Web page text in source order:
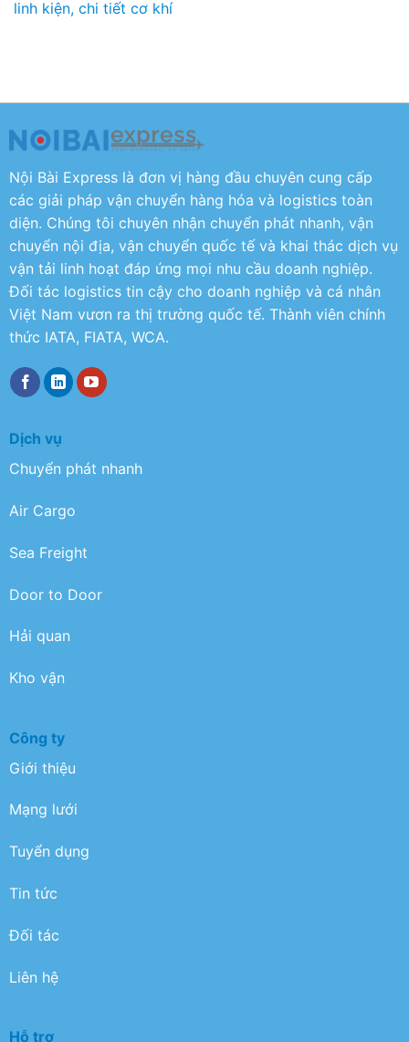
linh kiện, chi tiết cơ khí
Nội Bài Express là đơn vị hàng đầu chuyên cung cấp
các giải pháp vận chuyển hàng hóa và logistics toàn
diện. Chúng tôi chuyên nhận chuyển phát nhanh, vận
chuyển nội địa, vận chuyển quốc tế và khai thác dịch vụ
vận tải linh hoạt đáp ứng mọi nhu cầu doanh nghiệp.
Đối tác logistics tin cậy cho doanh nghiệp và cá nhân
Việt Nam vươn ra thị trường quốc tế. Thành viên chính
thức IATA, FIATA, WCA.
Dịch vụ
Chuyển phát nhanh
Air Cargo
Sea Freight
Door to Door
Hải quan
Kho vận
Công ty
Giới thiệu
Mạng lưới
Tuyển dụng
Tin tức
Đối tác
Liên hệ
Hỗ trợ